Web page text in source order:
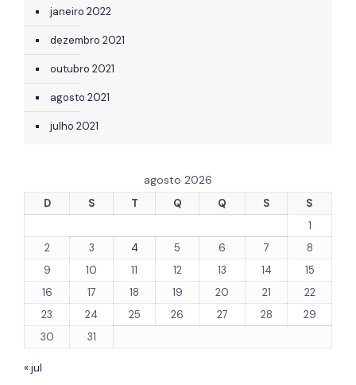
janeiro 2022
dezembro 2021
outubro 2021
agosto 2021
julho 2021
agosto 2026
D S T Q Q S
S
1
2
3 4 5 6 7
8
9
10 11 12 13 14
15
16
17 18 19 20 21
22
23
24 25 26 27 28
29
30
31
« jul